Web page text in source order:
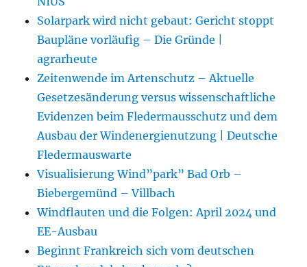
Solarpark wird nicht gebaut: Gericht stoppt
Baupläne vorläufig – Die Gründe |
agrarheute
Zeitenwende im Artenschutz – Aktuelle
Gesetzesänderung versus wissenschaftliche
Evidenzen beim Fledermausschutz und dem
Ausbau der Windenergienutzung | Deutsche
Fledermauswarte
Visualisierung Wind”park” Bad Orb –
Biebergemünd – Villbach
Windflauten und die Folgen: April 2024 und
EE-Ausbau
Beginnt Frankreich sich vom deutschen